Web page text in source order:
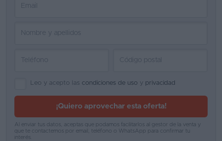
Leo y acepto las condiciones de uso y privacidad
¡Quiero aprovechar esta oferta!
Al enviar tus datos, aceptas que podamos facilitarlos al gestor de la venta y
que te contactemos por email, teléfono o WhatsApp para confirmar tu
interés.